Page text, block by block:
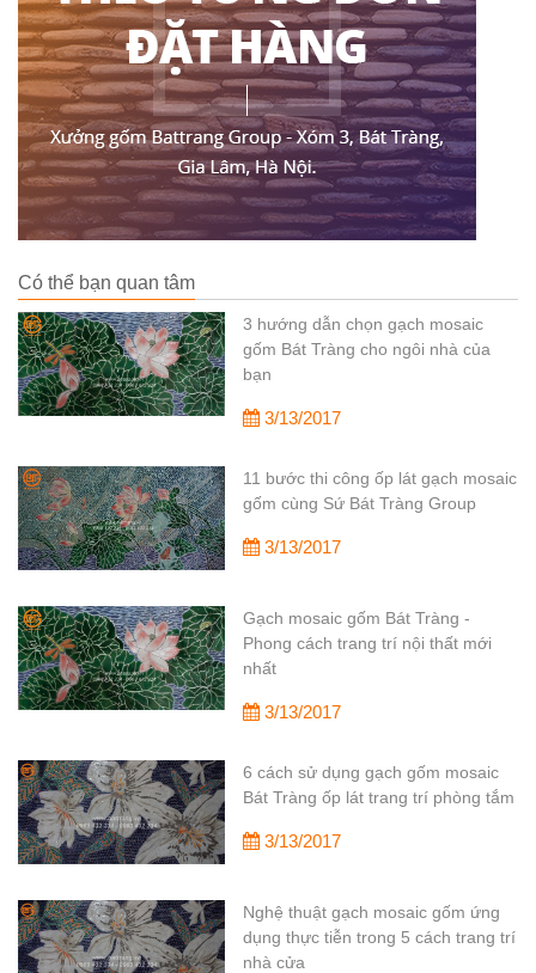
Có thể bạn quan tâm
3 hướng dẫn chọn gạch mosaic
gốm Bát Tràng cho ngôi nhà của
bạn
3/13/2017
11 bước thi công ốp lát gạch mosaic
gốm cùng Sứ Bát Tràng Group
3/13/2017
Gạch mosaic gốm Bát Tràng -
Phong cách trang trí nội thất mới
nhất
3/13/2017
6 cách sử dụng gạch gốm mosaic
Bát Tràng ốp lát trang trí phòng tắm
3/13/2017
Nghệ thuật gạch mosaic gốm ứng
dụng thực tiễn trong 5 cách trang trí
nhà cửa